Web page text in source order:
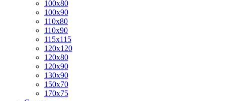
100x80
100x90
110x80
110x90
115x115
120x120
120x80
120x90
130x90
150x70
170x75